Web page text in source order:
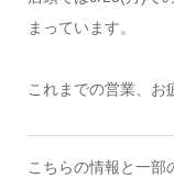
まっています。
これまでの営業、お
こちらの情報と一部